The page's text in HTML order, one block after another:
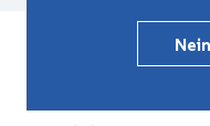
Nein